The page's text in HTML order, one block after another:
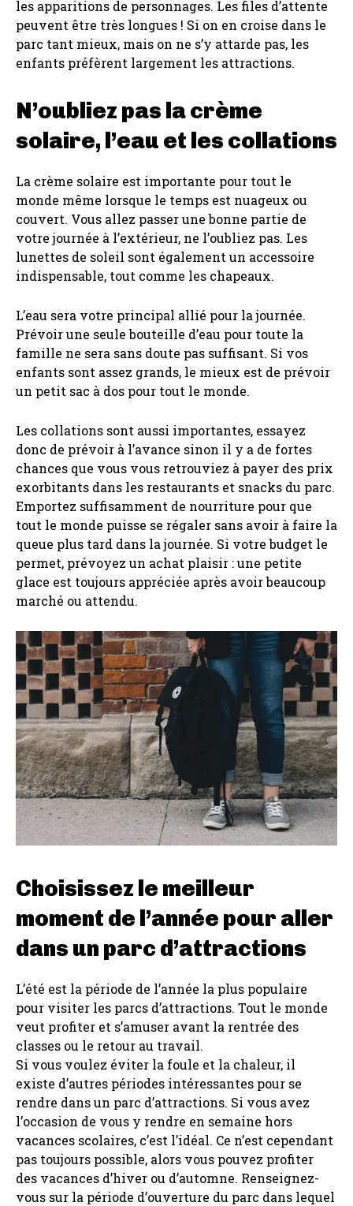
les apparitions de personnages. Les files d’attente
peuvent être très longues ! Si on en croise dans le
parc tant mieux, mais on ne s’y attarde pas, les
enfants préfèrent largement les attractions.
N’oubliez pas la crème
solaire, l’eau et les collations
La crème solaire est importante pour tout le
monde même lorsque le temps est nuageux ou
couvert. Vous allez passer une bonne partie de
votre journée à l’extérieur, ne l’oubliez pas. Les
lunettes de soleil sont également un accessoire
indispensable, tout comme les chapeaux.
L’eau sera votre principal allié pour la journée.
Prévoir une seule bouteille d’eau pour toute la
famille ne sera sans doute pas suffisant. Si vos
enfants sont assez grands, le mieux est de prévoir
un petit sac à dos pour tout le monde.
Les collations sont aussi importantes, essayez
donc de prévoir à l’avance sinon il y a de fortes
chances que vous vous retrouviez à payer des prix
exorbitants dans les restaurants et snacks du parc.
Emportez suffisamment de nourriture pour que
tout le monde puisse se régaler sans avoir à faire la
queue plus tard dans la journée. Si votre budget le
permet, prévoyez un achat plaisir : une petite
glace est toujours appréciée après avoir beaucoup
marché ou attendu.
Choisissez le meilleur
moment de l’année pour aller
dans un parc d’attractions
L’été est la période de l’année la plus populaire
pour visiter les parcs d’attractions. Tout le monde
veut profiter et s’amuser avant la rentrée des
classes ou le retour au travail.
Si vous voulez éviter la foule et la chaleur, il
existe d’autres périodes intéressantes pour se
rendre dans un parc d’attractions. Si vous avez
l’occasion de vous y rendre en semaine hors
vacances scolaires, c’est l’idéal. Ce n’est cependant
pas toujours possible, alors vous pouvez profiter
des vacances d’hiver ou d’automne. Renseignez-
vous sur la période d’ouverture du parc dans lequel